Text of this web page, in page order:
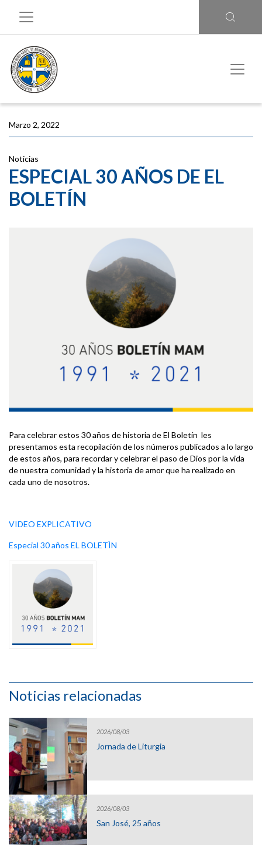
Marzo 2, 2022
Noticias
ESPECIAL 30 AÑOS DE EL
BOLETÍN
Para celebrar estos 30 años de historia de El Boletín les
presentamos esta recopilación de los números publicados a lo largo
de estos años, para recordar y celebrar el paso de Dios por la vida
de nuestra comunidad y la historia de amor que ha realizado en
cada uno de nosotros.
VIDEO EXPLICATIVO
Especial 30 años EL BOLETÌN
Noticias relacionadas
2026/08/03
Jornada de Liturgia
2026/08/03
San José, 25 años